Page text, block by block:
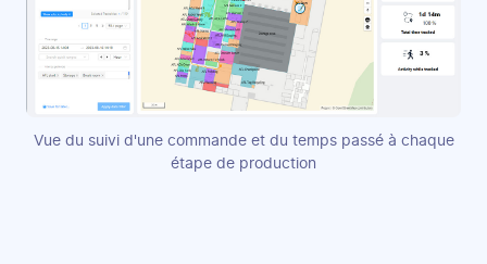
Vue du suivi d'une commande et du temps passé à chaque
étape de production